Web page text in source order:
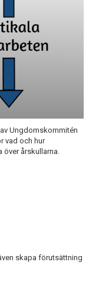
Ungdomskommitén
vad och hur
över årskullarna.
skapa förutsättning